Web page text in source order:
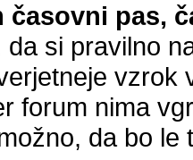
časovni pas,
si pravilno
vzrok
forum nima
da bo le